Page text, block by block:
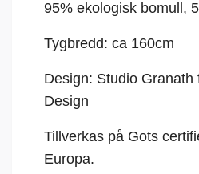
95% ekologisk bomull,
Tygbredd: ca 160cm
Design: Studio Granath
Design
Tillverkas på Gots
Europa.